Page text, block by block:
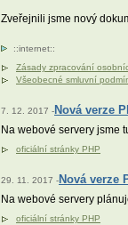
Zveřejnili jsme nový
::internet::
Zásady zpracování
Všeobecné smluvní
7. 12. 2017 -Nová verze
Na webové servery jsme
oficiální stránky PHP
29. 11. 2017 -Nová verze
Na webové servery
oficiální stránky PHP